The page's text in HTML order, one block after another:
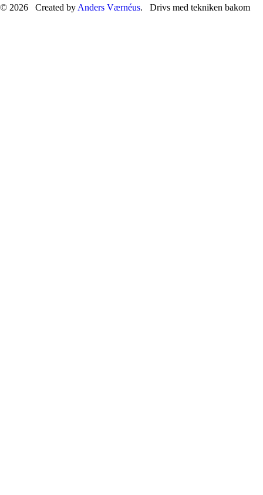
© 2026 Created by Anders Værnéus. Drivs med tekniken bakom